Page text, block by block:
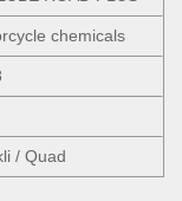
chemicals
/ Quad